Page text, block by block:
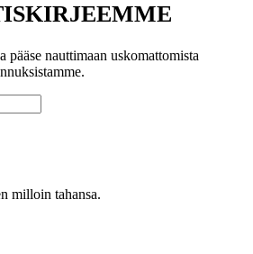
pääse nauttimaan uskomattomista
milloin tahansa.